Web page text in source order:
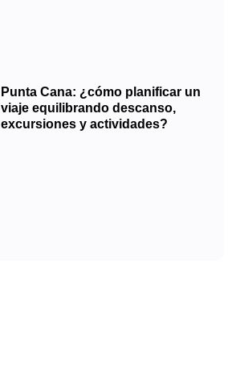
Punta Cana: ¿cómo planificar un
viaje equilibrando descanso,
excursiones y actividades?